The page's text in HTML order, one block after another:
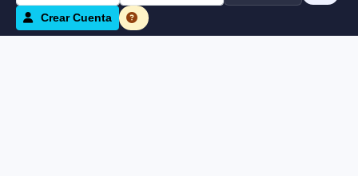
Crear Cuenta